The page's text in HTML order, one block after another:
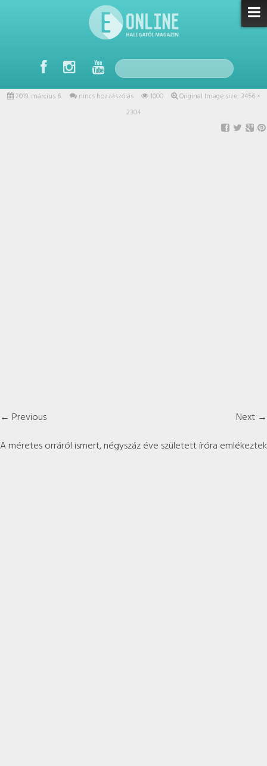
2019. március 6. nincs hozzászólás 1000 Original Image size: 3456 ×
2304
← Previous
Next →
A méretes orráról ismert, négyszáz éve született íróra emlékeztek